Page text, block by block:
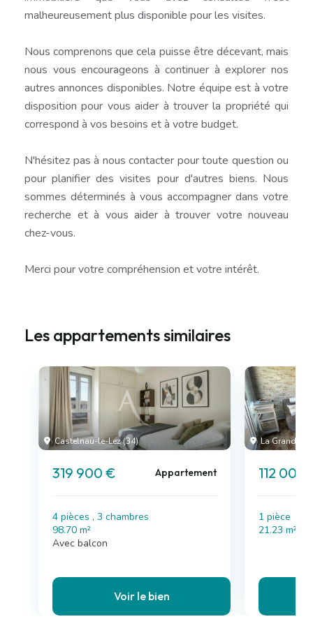
malheureusement plus disponible pour les visites.
Nous comprenons que cela puisse être décevant, mais
nous vous encourageons à continuer à explorer nos
autres annonces disponibles. Notre équipe est à votre
disposition pour vous aider à trouver la propriété qui
correspond à vos besoins et à votre budget.
N'hésitez pas à nous contacter pour toute question ou
pour planifier des visites pour d'autres biens. Nous
sommes déterminés à vous accompagner dans votre
recherche et à vous aider à trouver votre nouveau
chez-vous.
Merci pour votre compréhension et votre intérêt.
Les appartements similaires
Castelnau-le-Lez (34)
319 900 € Appartement
4 pièces , 3 chambres
98.70 m²
Avec balcon
Voir le bien
La Grande-
112 000
1 pièce
21.23 m²